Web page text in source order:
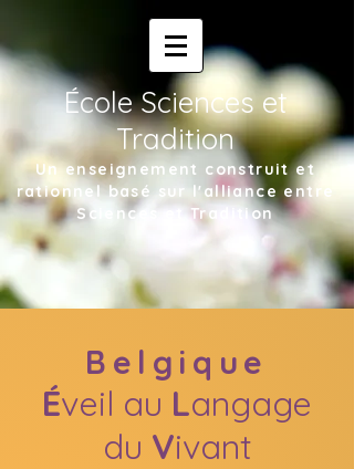
École Sciences et
Tradition
Un enseignement construit et
rationnel basé sur l'alliance entre
Sciences et Tradition
Belgique
Éveil au Langage
du Vivant